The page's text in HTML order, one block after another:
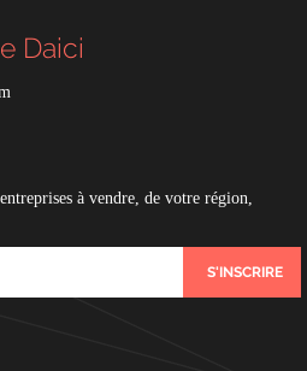
Daici
à vendre, de votre région,